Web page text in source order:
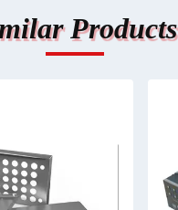
Products